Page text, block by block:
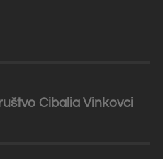
Cibalia Vinkovci